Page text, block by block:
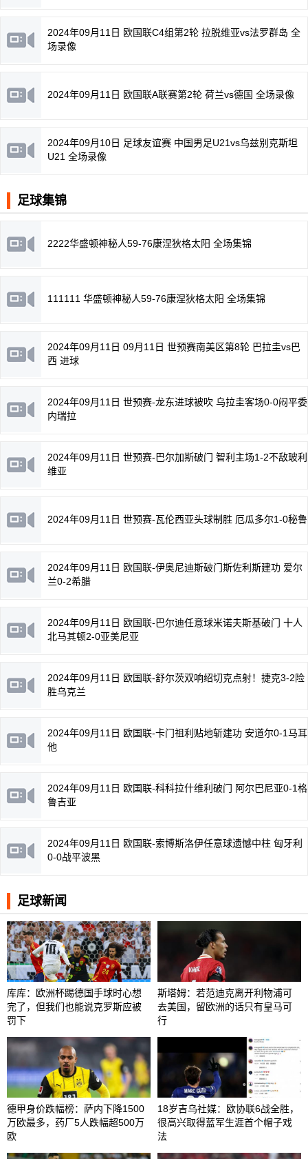
2024年09月11日 欧国联C4组第2轮 拉脱维亚vs法罗群岛 全
场录像
2024年09月11日 欧国联A联赛第2轮 荷兰vs德国 全场录像
2024年09月10日 足球友谊赛 中国男足U21vs乌兹别克斯坦
U21 全场录像
足球集锦
2222华盛顿神秘人59-76康涅狄格太阳 全场集锦
111111 华盛顿神秘人59-76康涅狄格太阳 全场集锦
2024年09月11日 09月11日 世预赛南美区第8轮 巴拉圭vs巴
西 进球
2024年09月11日 世预赛-龙东进球被吹 乌拉圭客场0-0闷平委
内瑞拉
2024年09月11日 世预赛-巴尔加斯破门 智利主场1-2不敌玻利
维亚
2024年09月11日 世预赛-瓦伦西亚头球制胜 厄瓜多尔1-0秘鲁
2024年09月11日 欧国联-伊奥尼迪斯破门斯佐利斯建功 爱尔
兰0-2希腊
2024年09月11日 欧国联-巴尔迪任意球米诺夫斯基破门 十人
北马其顿2-0亚美尼亚
2024年09月11日 欧国联-舒尔茨双响绍切克点射！捷克3-2险
胜乌克兰
2024年09月11日 欧国联-卡门祖利贴地斩建功 安道尔0-1马耳
他
2024年09月11日 欧国联-科科拉什维利破门 阿尔巴尼亚0-1格
鲁吉亚
2024年09月11日 欧国联-索博斯洛伊任意球遗憾中柱 匈牙利
0-0战平波黑
足球新闻
库库：欧洲杯踢德国手球时心想
完了，但我们也能说克罗斯应被
罚下
斯塔姆：若范迪克离开利物浦可
去美国，留欧洲的话只有皇马可
行
德甲身价跌幅榜：萨内下降1500
万欧最多，药厂5人跌幅超500万
欧
18岁吉乌社媒：欧协联6战全胜，
很高兴取得蓝军生涯首个帽子戏
法